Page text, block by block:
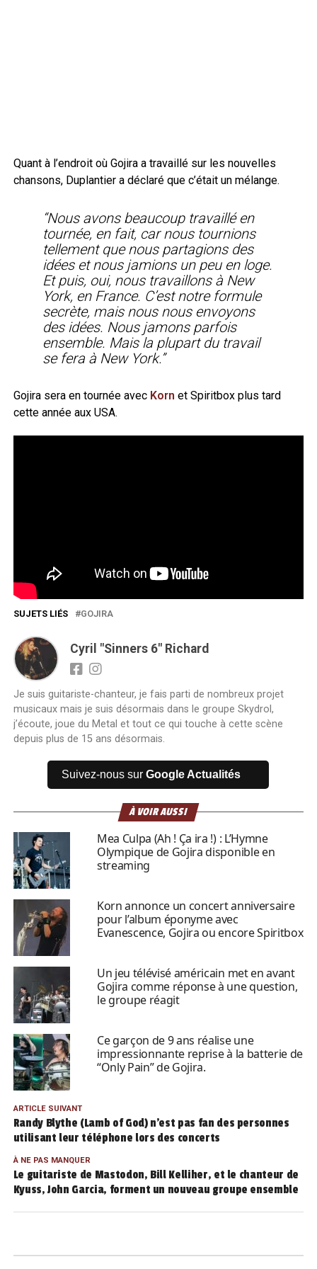
Quant à l’endroit où Gojira a travaillé sur les nouvelles
chansons, Duplantier a déclaré que c’était un mélange.
“Nous avons beaucoup travaillé en
tournée, en fait, car nous tournions
tellement que nous partagions des
idées et nous jamions un peu en loge.
Et puis, oui, nous travaillons à New
York, en France. C’est notre formule
secrète, mais nous nous envoyons
des idées. Nous jamons parfois
ensemble. Mais la plupart du travail
se fera à New York.”
Gojira sera en tournée avec Korn et Spiritbox plus tard
cette année aux USA.
SUJETS LIÉS GOJIRA
Cyril "Sinners 6" Richard
Je suis guitariste-chanteur, je fais parti de nombreux projet
musicaux mais je suis désormais dans le groupe Skydrol,
j’écoute, joue du Metal et tout ce qui touche à cette scène
depuis plus de 15 ans désormais.
Suivez-nous surGoogle Actualités
À VOIR AUSSI
Mea Culpa (Ah ! Ça ira !) : L’Hymne
Olympique de Gojira disponible en
streaming
Korn annonce un concert anniversaire
pour l’album éponyme avec
Evanescence, Gojira ou encore Spiritbox
Un jeu télévisé américain met en avant
Gojira comme réponse à une question,
le groupe réagit
Ce garçon de 9 ans réalise une
impressionnante reprise à la batterie de
“Only Pain” de Gojira.
ARTICLE SUIVANT
Randy Blythe (Lamb of God) n’est pas fan des personnes
utilisant leur téléphone lors des concerts
À NE PAS MANQUER
Le guitariste de Mastodon, Bill Kelliher, et le chanteur de
Kyuss, John Garcia, forment un nouveau groupe ensemble